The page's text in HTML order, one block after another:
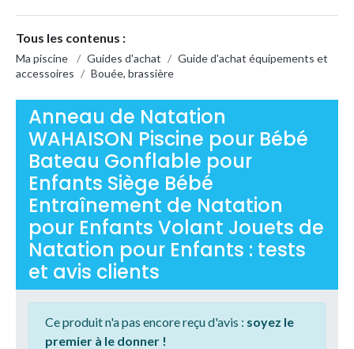
Tous les contenus :
Ma piscine / Guides d'achat / Guide d'achat équipements et
accessoires / Bouée, brassière
Anneau de Natation
WAHAISON Piscine pour Bébé
Bateau Gonflable pour
Enfants Siège Bébé
Entraînement de Natation
pour Enfants Volant Jouets de
Natation pour Enfants : tests
et avis clients
Ce produit n'a pas encore reçu d'avis : soyez le
premier à le donner !